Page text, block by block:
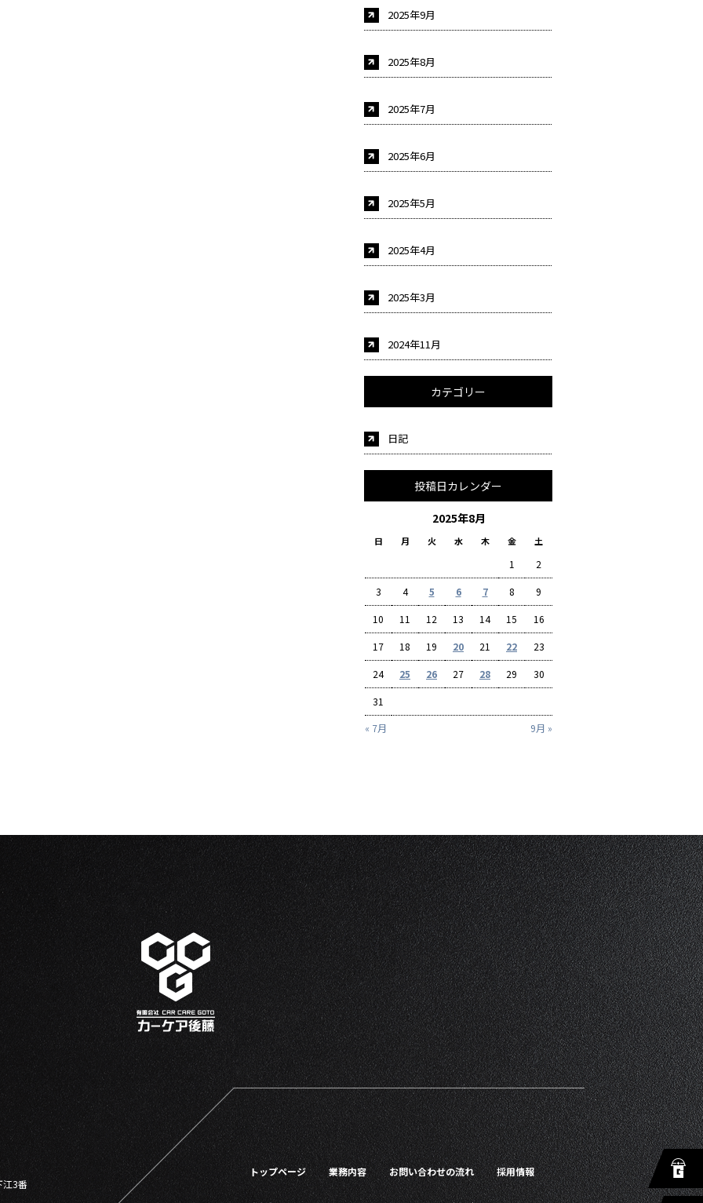
2025年9月
2025年8月
2025年7月
2025年6月
2025年5月
2025年4月
2025年3月
2024年11月
カテゴリー
日記
投稿日カレンダー
2025年8月
日 月 火 水 木 金 土
« 7月 9月 »
1 2
3 4 5 6 7 8 9
10 11 12 13 14 15 16
17 18 19 20 21 22 23
24 25 26 27 28 29 30
31
トップページ 業務内容 お問い合わせの流れ 採用情報
江3番